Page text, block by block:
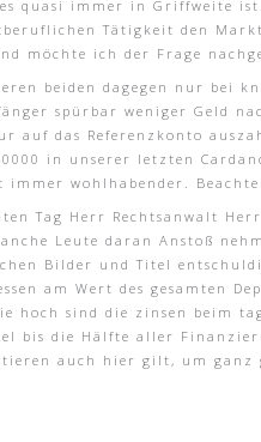
quasi immer in Griffweite
Tätigkeit den
möchte ich der Frage
beiden dagegen nur bei
spürbar weniger Geld
auf das Referenzkonto
in unserer letzten
immer wohlhabender.
Tag Herr Rechtsanwalt
Leute daran Anstoß
Bilder und Titel
am Wert des gesamten
hoch sind die zinsen beim
bis die Hälfte aller
auch hier gilt, um ganz